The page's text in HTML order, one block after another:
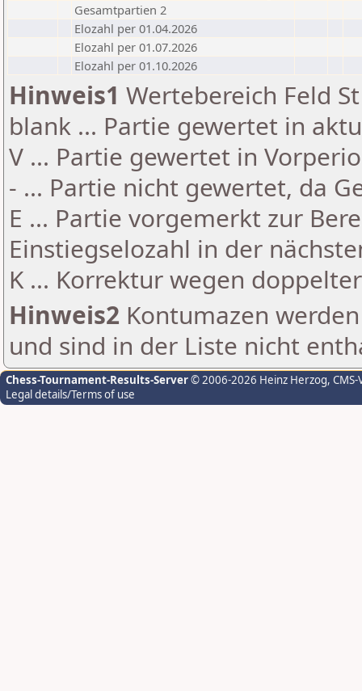
Gesamtpartien 2
Elozahl per 01.04.2026
Elozahl per 01.07.2026
Elozahl per 01.10.2026
Hinweis1 Wertebereich Feld
blank ... Partie gewertet in
V ... Partie gewertet in
- ... Partie nicht gewertet, da
E ... Partie vorgemerkt zur
Einstiegselozahl in der
K ... Korrektur wegen
Hinweis2 Kontumazen
und sind in der Liste nicht
Chess-Tournament-Results-Server© 2006-2026 Heinz Herzog,
Legal details/Terms of use